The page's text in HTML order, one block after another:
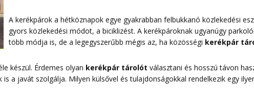
A kerékpárok a hétköznapok egye gyakrabban felbukkanó közlekedési
gyors közlekedési módot, a biciklizést. A kerékpároknak ugyanúgy
több módja is, de a legegyszerűbb mégis az, ha közösségi kerékpár
készül. Érdemes olyan kerékpár tárolót választani és hosszú távon
a javát szolgálja. Milyen külsővel és tulajdonságokkal rendelkezik egy